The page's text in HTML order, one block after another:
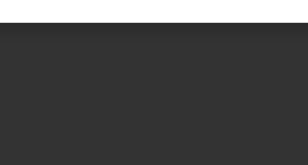
Ya que respetamos su derecho a la privacidad,